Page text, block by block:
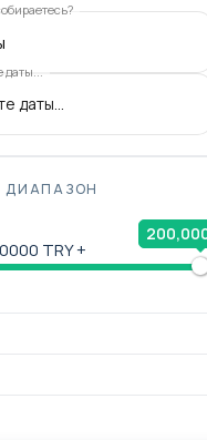
даты...
ДИАПАЗОН
TRY +